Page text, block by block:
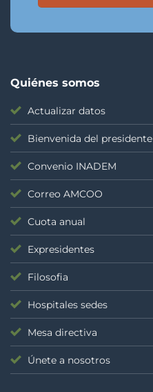
Quiénes somos
Actualizar datos
Bienvenida del presidente
Convenio INADEM
Correo AMCOO
Cuota anual
Expresidentes
Filosofia
Hospitales sedes
Mesa directiva
Únete a nosotros